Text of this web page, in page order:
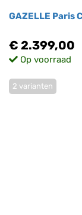
GAZELLE Paris
€ 2.399,00
Op voorraad
2 varianten